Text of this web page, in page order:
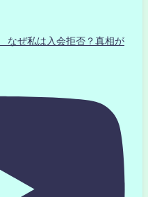
ぜ私は入会拒否？真相が